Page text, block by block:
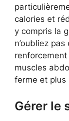
calories et
y compris la
n’oubliez
muscles
ferme et plus
Gérer le